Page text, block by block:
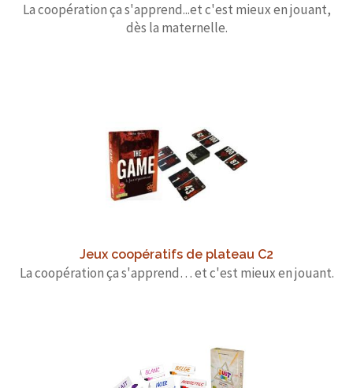
La coopération ça s'apprend...et c'est mieux en jouant,
dès la maternelle.
Jeux coopératifs de plateau C2
La coopération ça s'apprend… et c'est mieux en jouant.